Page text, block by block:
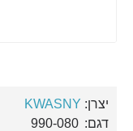
יצרן: KWASNY
דגם: 990-080